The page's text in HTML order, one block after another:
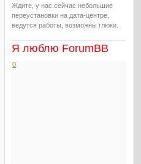
Ждите, у нас сейчас небольшие
переустановки на дата-центре,
ведутся работы, возможны глюки.
Я люблю ForumBB
0